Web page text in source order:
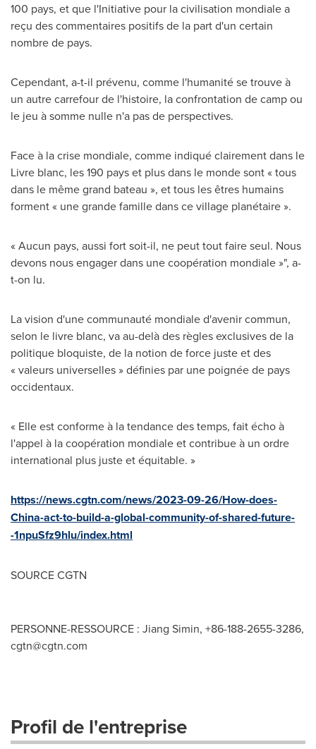
100 pays, et que l'Initiative pour la civilisation mondiale a
reçu des commentaires positifs de la part d'un certain
nombre de pays.
Cependant, a-t-il prévenu, comme l'humanité se trouve à
un autre carrefour de l'histoire, la confrontation de camp ou
le jeu à somme nulle n'a pas de perspectives.
Face à la crise mondiale, comme indiqué clairement dans le
Livre blanc, les 190 pays et plus dans le monde sont « tous
dans le même grand bateau », et tous les êtres humains
forment « une grande famille dans ce village planétaire ».
« Aucun pays, aussi fort soit-il, ne peut tout faire seul. Nous
devons nous engager dans une coopération mondiale »", a-
t-on lu.
La vision d'une communauté mondiale d'avenir commun,
selon le livre blanc, va au-delà des règles exclusives de la
politique bloquiste, de la notion de force juste et des
« valeurs universelles » définies par une poignée de pays
occidentaux.
« Elle est conforme à la tendance des temps, fait écho à
l'appel à la coopération mondiale et contribue à un ordre
international plus juste et équitable. »
https://news.cgtn.com/news/2023-09-26/How-does-
China-act-to-build-a-global-community-of-shared-future-
-1npuSfz9hlu/index.html
SOURCE CGTN
PERSONNE-RESSOURCE : Jiang Simin, +86-188-2655-3286,
cgtn@cgtn.com
Profil de l'entreprise